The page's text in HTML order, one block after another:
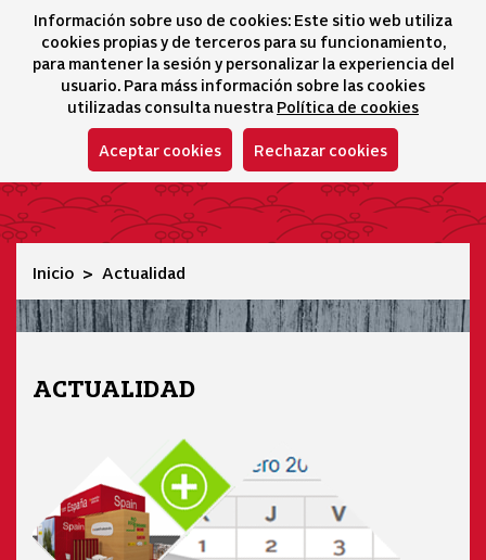
Información sobre uso de cookies: Este sitio web utiliza
cookies propias y de terceros para su funcionamiento,
para mantener la sesión y personalizar la experiencia del
usuario. Para máss información sobre las cookies
utilizadas consulta nuestra Política de cookies
Aceptar cookies Rechazar cookies
Selector idioma
icono
Actualidad
Inicio Actualidad
ACTUALIDAD